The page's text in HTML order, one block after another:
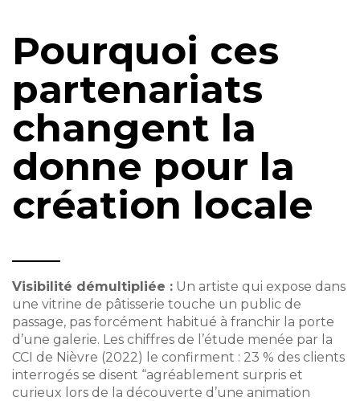
Pourquoi ces
partenariats
changent la
donne pour la
création locale
Visibilité démultipliée : Un artiste qui expose dans
une vitrine de pâtisserie touche un public de
passage, pas forcément habitué à franchir la porte
d’une galerie. Les chiffres de l’étude menée par la
CCI de Nièvre (2022) le confirment : 23 % des clients
interrogés se disent “agréablement surpris et
curieux lors de la découverte d’une animation